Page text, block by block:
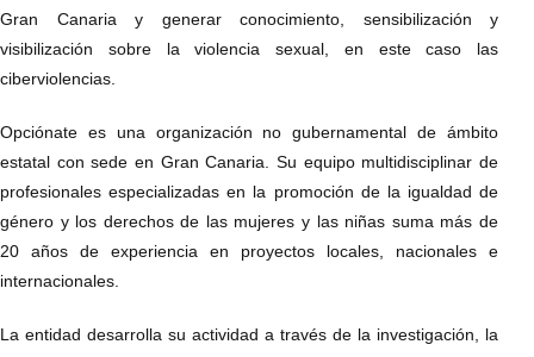
Gran Canaria y generar conocimiento, sensibilización y
visibilización sobre la violencia sexual, en este caso las
ciberviolencias.
Opciónate es una organización no gubernamental de ámbito
estatal con sede en Gran Canaria. Su equipo multidisciplinar de
profesionales especializadas en la promoción de la igualdad de
género y los derechos de las mujeres y las niñas suma más de
20 años de experiencia en proyectos locales, nacionales e
internacionales.
La entidad desarrolla su actividad a través de la investigación, la